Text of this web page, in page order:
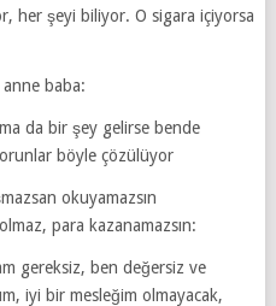
her şeyi biliyor. O sigara içiyorsa
baba:
da bir şey gelirse bende
böyle çözülüyor
okuyamazsın
para kazanamazsın:
gereksiz, ben değersiz ve
iyi bir mesleğim olmayacak,